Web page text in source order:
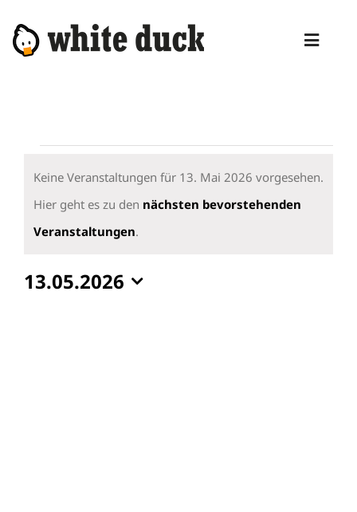
Inhalt
DIENSTLEISTUNGEN
MANAGED SERVICES
für
13.
Mai
Hinweis
Keine Veranstaltungen für 13. Mai 2026 vorgesehen.
Hier geht es zu den nächsten bevorstehenden
Veranstaltungen.
13.05.2026